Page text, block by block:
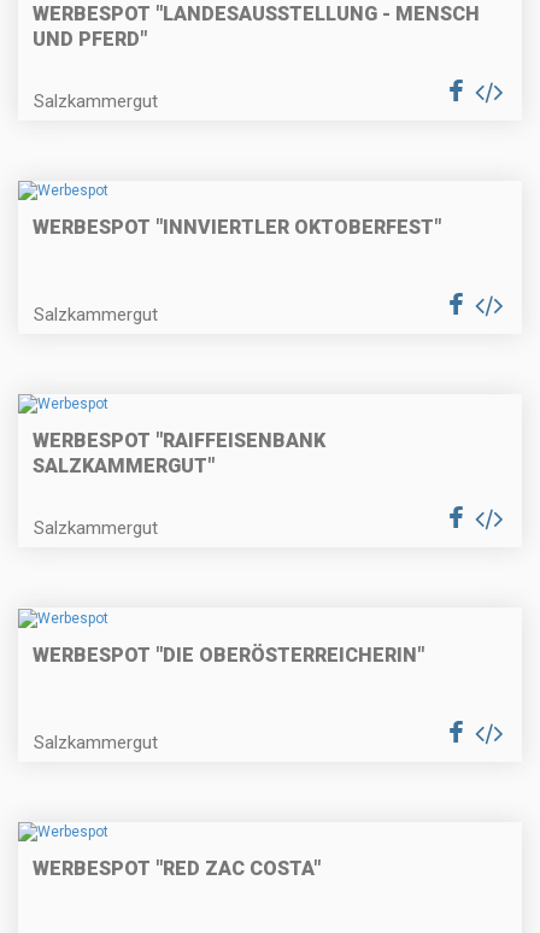
WERBESPOT "LANDESAUSSTELLUNG - MENSCH
UND PFERD"
Salzkammergut
WERBESPOT "INNVIERTLER OKTOBERFEST"
Salzkammergut
WERBESPOT "RAIFFEISENBANK
SALZKAMMERGUT"
Salzkammergut
WERBESPOT "DIE OBERÖSTERREICHERIN"
Salzkammergut
WERBESPOT "RED ZAC COSTA"